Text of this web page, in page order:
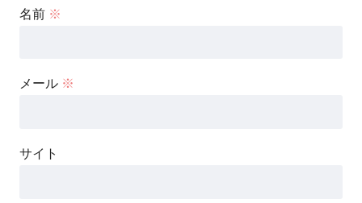
名前 ※
メール ※
サイト